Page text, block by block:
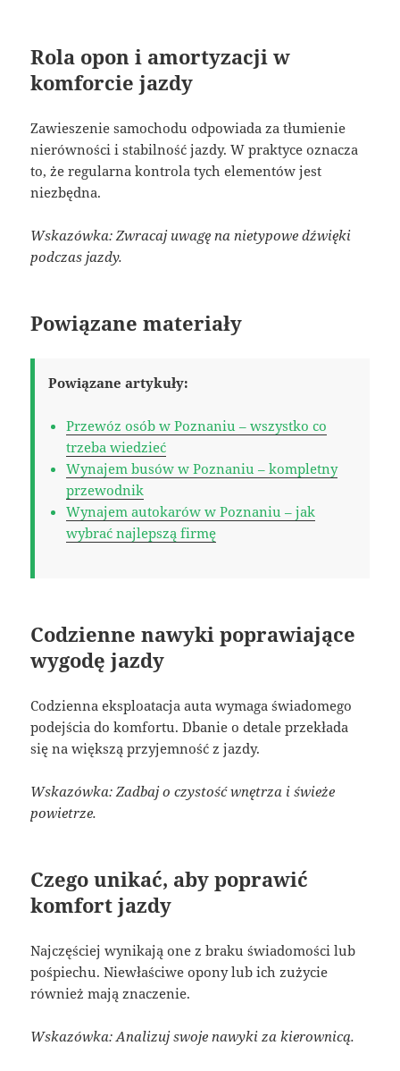
Rola opon i amortyzacji w
komforcie jazdy
Zawieszenie samochodu odpowiada za tłumienie
nierówności i stabilność jazdy. W praktyce oznacza
to, że regularna kontrola tych elementów jest
niezbędna.
Wskazówka: Zwracaj uwagę na nietypowe dźwięki
podczas jazdy.
Powiązane materiały
Powiązane artykuły:
Przewóz osób w Poznaniu – wszystko co
trzeba wiedzieć
Wynajem busów w Poznaniu – kompletny
przewodnik
Wynajem autokarów w Poznaniu – jak
wybrać najlepszą firmę
Codzienne nawyki poprawiające
wygodę jazdy
Codzienna eksploatacja auta wymaga świadomego
podejścia do komfortu. Dbanie o detale przekłada
się na większą przyjemność z jazdy.
Wskazówka: Zadbaj o czystość wnętrza i świeże
powietrze.
Czego unikać, aby poprawić
komfort jazdy
Najczęściej wynikają one z braku świadomości lub
pośpiechu. Niewłaściwe opony lub ich zużycie
również mają znaczenie.
Wskazówka: Analizuj swoje nawyki za kierownicą.